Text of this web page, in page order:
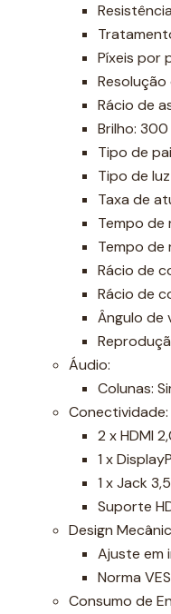
Píxeis por
Resolução
Rácio de
Brilho:
Tipo de
Tipo de
Taxa de
Tempo de
Tempo de
Rácio de
Rácio de
Ângulo de
Áudio:
Colunas:
Conectividade:
2 x HDMI
1 x
1 x Jack
Suporte
Design
Ajuste em
Norma
Consumo de